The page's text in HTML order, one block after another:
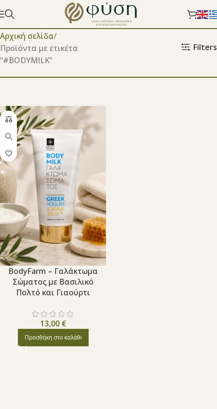
Αρχική σελίδα
Προϊόντα με ετικέτα
“#BODYMILK”
Filters
BodyFarm – Γαλάκτωμα
Σώματος με Βασιλικό
Πολτό και Γιαούρτι
13,00 €
Προσθήκη στο καλάθι